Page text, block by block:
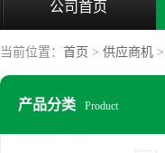
公司首页
当前位置： 首页 > 供应商机 >
产品分类 Product